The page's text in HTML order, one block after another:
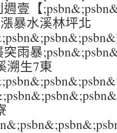
壹【
暴水溪林坪北
雨暴
溯生7東